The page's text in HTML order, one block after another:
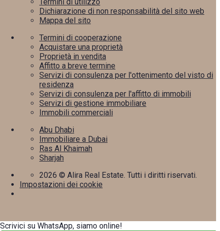
Dichiarazione di non responsabilità del sito web
Mappa del sito
Termini di cooperazione
Acquistare una proprietà
Proprietà in vendita
Affitto a breve termine
Servizi di consulenza per l'ottenimento del visto di
residenza
Servizi di consulenza per l'affitto di immobili
Servizi di gestione immobiliare
Immobili commerciali
Abu Dhabi
Immobiliare a Dubai
Ras Al Khaimah
Sharjah
2026 © Alira Real Estate. Tutti i diritti riservati.
Impostazioni dei cookie
Scrivici su WhatsApp, siamo online!